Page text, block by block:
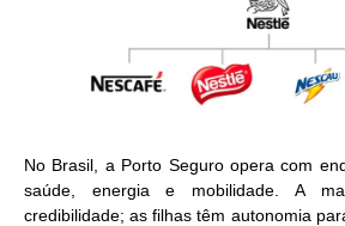
No Brasil, a Porto Seguro opera com
saúde, energia e mobilidade. A
credibilidade; as filhas têm autonomia